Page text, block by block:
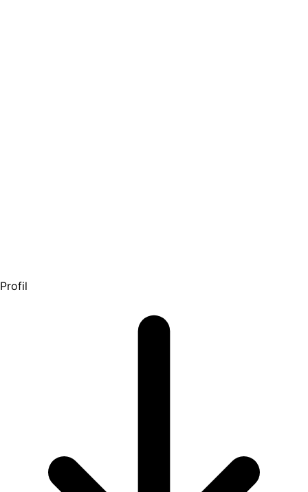
Profil